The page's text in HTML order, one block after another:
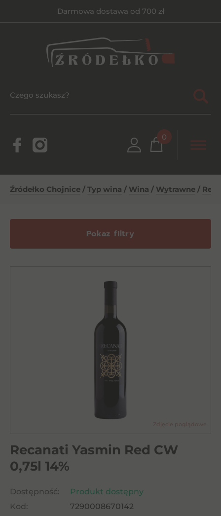
Darmowa dostawa od 700 zł
0
Źródełko Chojnice / Typ wina / Wina / Wytrawne /
Pokaz filtry
Recanati Yasmin Red CW
0,75l 14%
Dostępność:
Produkt dostępny
Kod:
7290008670142